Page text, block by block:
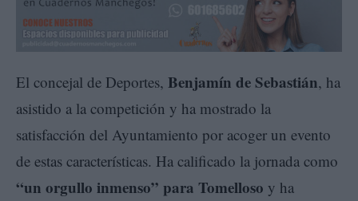
El concejal de Deportes, Benjamín de Sebastián, ha
asistido a la competición y ha mostrado la
satisfacción del Ayuntamiento por acoger un evento
de estas características. Ha calificado la jornada como
“un orgullo inmenso” para Tomelloso y ha